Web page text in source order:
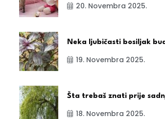
20. Novembra 2025.
Neka ljubičasti bosiljak
19. Novembra 2025.
Šta trebaš znati prije
18. Novembra 2025.